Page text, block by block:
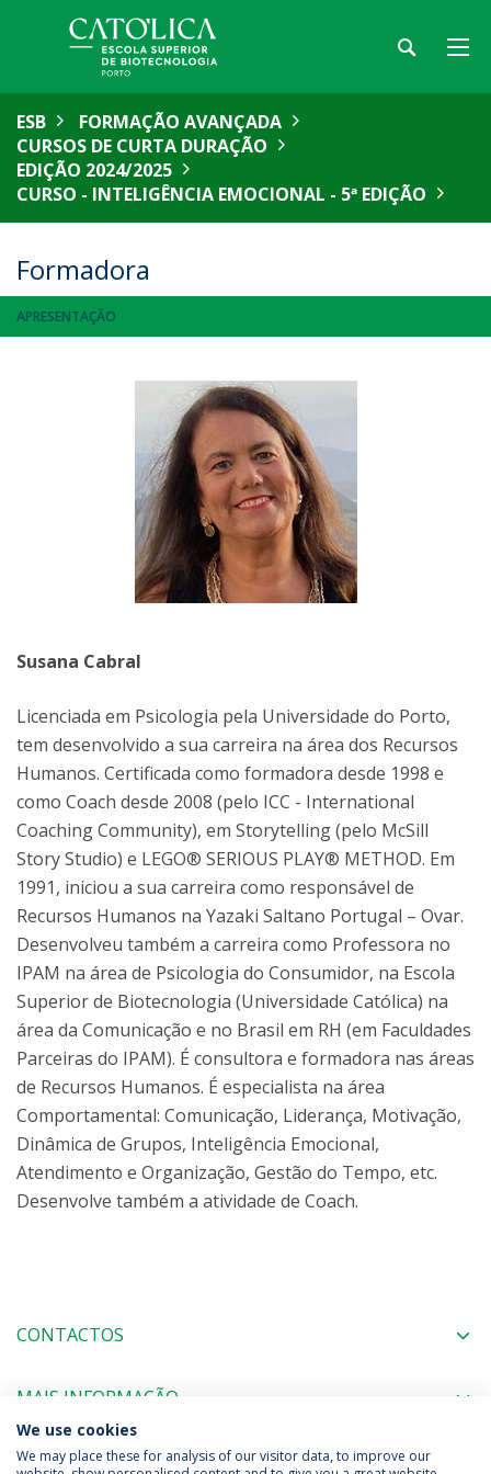
ESB
FORMAÇÃO AVANÇADA
CURSOS DE CURTA DURAÇÃO
EDIÇÃO 2024/2025
CURSO - INTELIGÊNCIA EMOCIONAL - 5ª EDIÇÃO
Formadora
APRESENTAÇÃO
Susana Cabral
Licenciada em Psicologia pela Universidade do Porto,
tem desenvolvido a sua carreira na área dos Recursos
Humanos. Certificada como formadora desde 1998 e
como Coach desde 2008 (pelo ICC - International
Coaching Community), em Storytelling (pelo McSill
Story Studio) e LEGO® SERIOUS PLAY® METHOD. Em
1991, iniciou a sua carreira como responsável de
Recursos Humanos na Yazaki Saltano Portugal – Ovar.
Desenvolveu também a carreira como Professora no
IPAM na área de Psicologia do Consumidor, na Escola
Superior de Biotecnologia (Universidade Católica) na
área da Comunicação e no Brasil em RH (em Faculdades
Parceiras do IPAM). É consultora e formadora nas áreas
de Recursos Humanos. É especialista na área
Comportamental: Comunicação, Liderança, Motivação,
Dinâmica de Grupos, Inteligência Emocional,
Atendimento e Organização, Gestão do Tempo, etc.
Desenvolve também a atividade de Coach.
CONTACTOS
MAIS INFORMAÇÃO
We use cookies
We may place these for analysis of our visitor data, to improve our